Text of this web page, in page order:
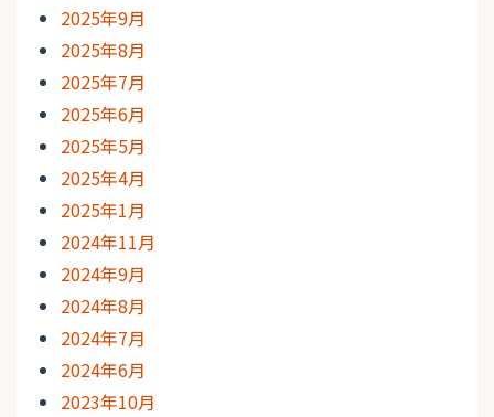
2025年9月
2025年8月
2025年7月
2025年6月
2025年5月
2025年4月
2025年1月
2024年11月
2024年9月
2024年8月
2024年7月
2024年6月
2023年10月